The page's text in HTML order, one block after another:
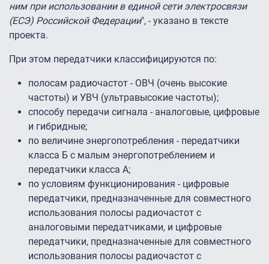
ним при использовании в единой сети электросвязи
(ЕСЭ) Российской Федерации", - указано в тексте
проекта.
При этом передатчики классифицируются по:
полосам радиочастот - ОВЧ (очень высокие
частоты) и УВЧ (ультравысокие частоты);
способу передачи сигнала - аналоговые, цифровые
и гибридные;
по величине энергопотребления - передатчики
класса Б с малым энергопотреблением и
передатчики класса А;
по условиям функционирования - цифровые
передатчики, предназначенные для совместного
использования полосы радиочастот с
аналоговыми передатчиками, и цифровые
передатчики, предназначенные для совместного
использования полосы радиочастот с